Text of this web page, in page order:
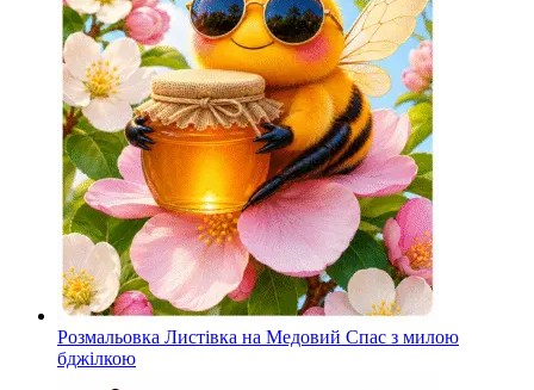
Розмальовка Листівка на Медовий Спас з милою
бджілкою